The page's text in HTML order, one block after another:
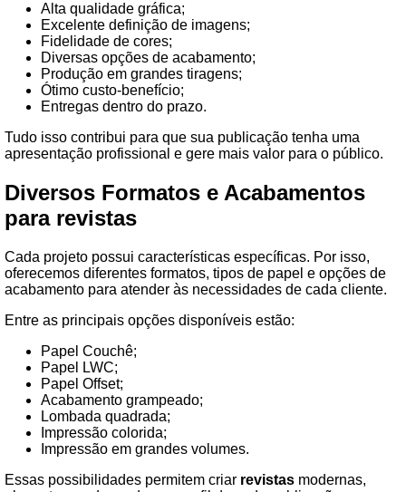
Alta qualidade gráfica;
Excelente definição de imagens;
Fidelidade de cores;
Diversas opções de acabamento;
Produção em grandes tiragens;
Ótimo custo-benefício;
Entregas dentro do prazo.
Tudo isso contribui para que sua publicação tenha uma
apresentação profissional e gere mais valor para o público.
Diversos Formatos e Acabamentos
para revistas
Cada projeto possui características específicas. Por isso,
oferecemos diferentes formatos, tipos de papel e opções de
acabamento para atender às necessidades de cada cliente.
Entre as principais opções disponíveis estão:
Papel Couchê;
Papel LWC;
Papel Offset;
Acabamento grampeado;
Lombada quadrada;
Impressão colorida;
Impressão em grandes volumes.
Essas possibilidades permitem criar revistas modernas,